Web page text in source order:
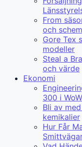
From
och
Gore Tex
modeller
Steal a
och värde
Ekonomi
300 i
Bli av
kemikalier
Hur Får